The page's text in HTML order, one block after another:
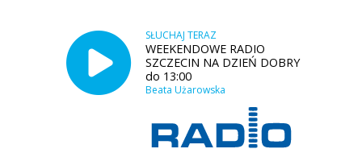
SŁUCHAJ TERAZ
WEEKENDOWE RADIO
SZCZECIN NA DZIEŃ DOBRY
do 13:00
Beata Użarowska